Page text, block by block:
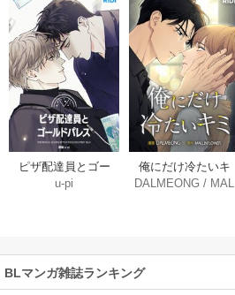
ピザ配達員とゴー
ルドパレス【タテ
u-pi
俺にだけ冷たいキ
ミ【タテヨミ】 34
DALMEONG / MAL
BLマンガ雑誌ランキング